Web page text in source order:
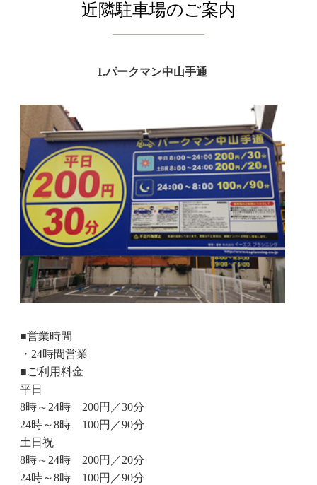
近隣駐車場のご案内
1.パークマン中山手通
■営業時間
・24時間営業
■ご利用料金
平日
8時～24時 200円／30分
24時～8時 100円／90分
土日祝
8時～24時 200円／20分
24時～8時 100円／90分